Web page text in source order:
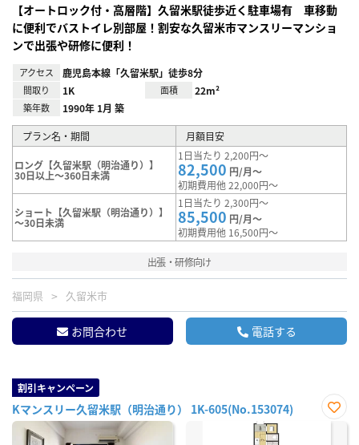
【オートロック付・高層階】久留米駅徒歩近く駐車場有 車移動
に便利でバストイレ別部屋！割安な久留米市マンスリーマンショ
ンで出張や研修に便利！
アクセス 鹿児島本線「久留米駅」徒歩8分
間取り 1K 面積 22m²
築年数 1990年 1月 築
プラン名・期間 月額目安
ロング【久留米駅（明治通り）】
30日以上～360日未満
1日当たり 2,200円～
82,500 円/月～
初期費用他 22,000円～
ショート【久留米駅（明治通り）】
～30日未満
1日当たり 2,300円～
85,500 円/月～
初期費用他 16,500円～
出張・研修向け
福岡県 久留米市
お問合わせ 電話する
割引キャンペーン
Kマンスリー久留米駅（明治通り） 1K-605(No.153074)
お気